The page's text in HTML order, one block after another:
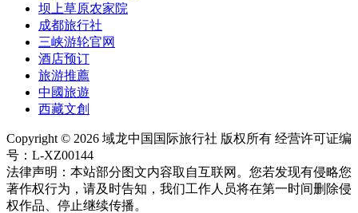
坝上草原农家院
成都旅行社
三峡游轮官网
酒店预订
旅游推薦
中國旅遊
西藏文創
Copyright © 2026 域龙中国国际旅行社 版权所有 经营许可证编
号：L-XZ00144
法律声明：本站部分图文内容取自互联网。您若发现有侵略您
著作权行为，请及时告知，我们工作人员将在第一时间删除侵
权作品、停止继续传播。